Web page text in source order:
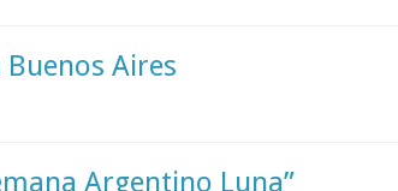
Aires
Argentino Luna”